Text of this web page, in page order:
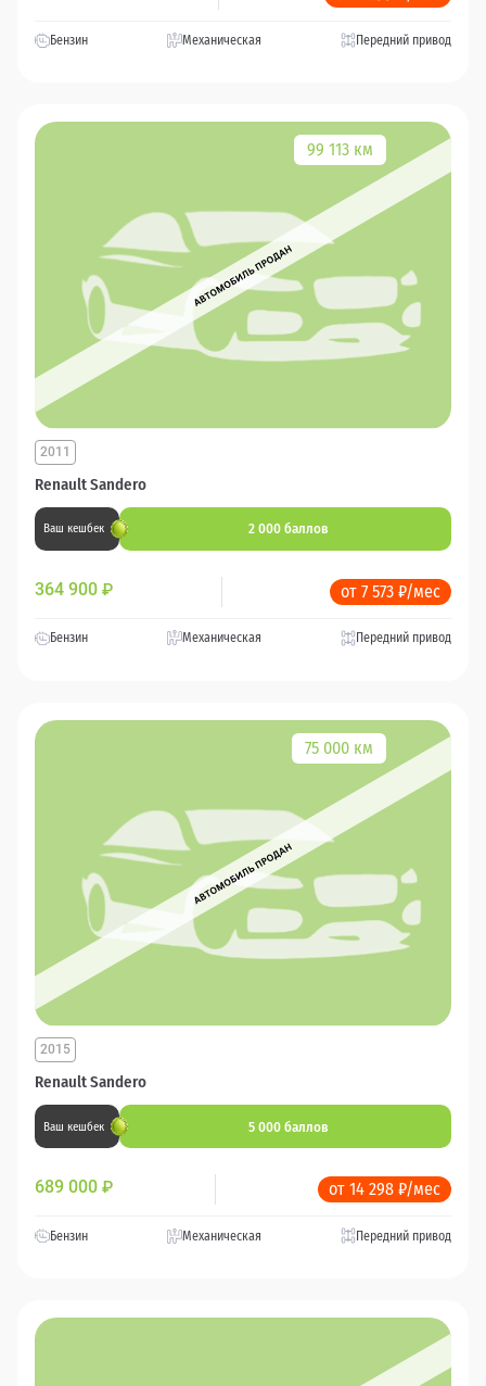
Бензин Механическая Передний привод
99 113 км
Renault Sandero
2011
Ваш кешбек 2 000 баллов
364 900 ₽ от 7 573 ₽/мес
Бензин Механическая Передний привод
75 000 км
Renault Sandero
2015
Ваш кешбек 5 000 баллов
689 000 ₽ от 14 298 ₽/мес
Бензин Механическая Передний привод